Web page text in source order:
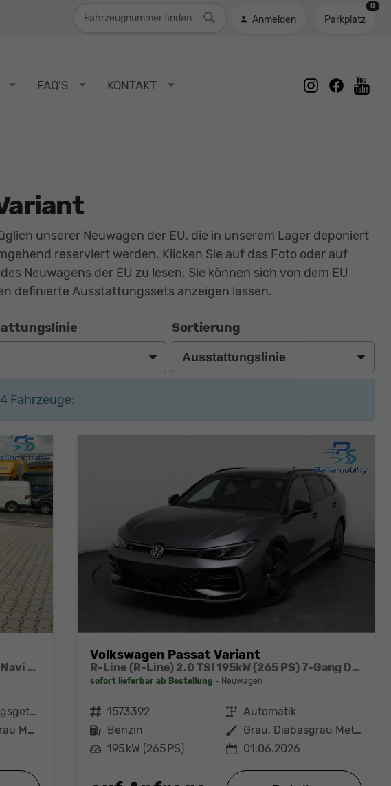
Anmelden Parkplatz
0
FAQ'S KONTAKT instagram
facebook
unserer Neuwagen der EU, die in unserem Lager deponiert
reserviert werden. Klicken Sie auf das Foto oder auf
Neuwagens der EU zu lesen. Sie können sich von dem EU
definierte Ausstattungssets anzeigen lassen.
Sortierung
4 Fahrzeuge:
R-Line 4WD Standh. P.-Dach Black Style P. Navi Head-UP Matrix-LED ACC
Doppelkupplungsgetriebe (DSG)
[5X5X] Diabasgrau Metallic
Volkswagen Passat Variant
R-Line (R-Line) 2.0 TSI 195kW (265 PS) 7-Gang DSG 4MOTION
sofort lieferbar ab Bestellung Neuwagen
Fahrzeugnr. 1573392 Getriebe Automatik
Kraftstoff
Benzin Außenfarbe
Grau, Diabasgrau Metallic (5X)
Leistung 195 kW (265 PS) 01.06.2026